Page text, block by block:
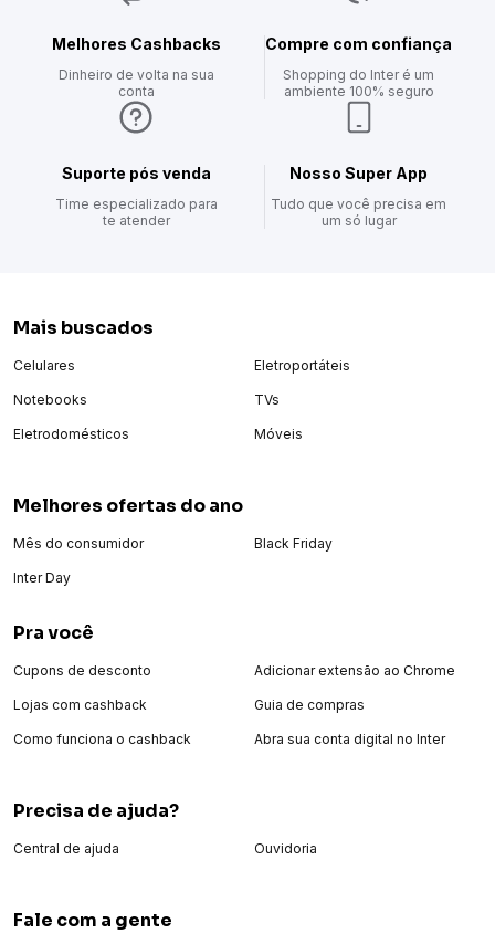
ou para si mesmo, afinal, todos merecem escrever sua própria
biografia com uma fragrância marcante e deliciosa.
Melhores Cashbacks
Dinheiro de volta na sua
conta
Compre com confiança
Shopping do Inter é um
ambiente 100% seguro
Suporte pós venda
Time especializado para
te atender
Nosso Super App
Tudo que você precisa em
um só lugar
Mais buscados
Celulares
Notebooks
Eletrodomésticos
Eletroportáteis
TVs
Móveis
Melhores ofertas do ano
Mês do consumidor
Inter Day
Black Friday
Pra você
Cupons de desconto
Lojas com cashback
Como funciona o cashback
Adicionar extensão ao Chrome
Guia de compras
Abra sua conta digital no Inter
Precisa de ajuda?
Central de ajuda Ouvidoria
Fale com a gente